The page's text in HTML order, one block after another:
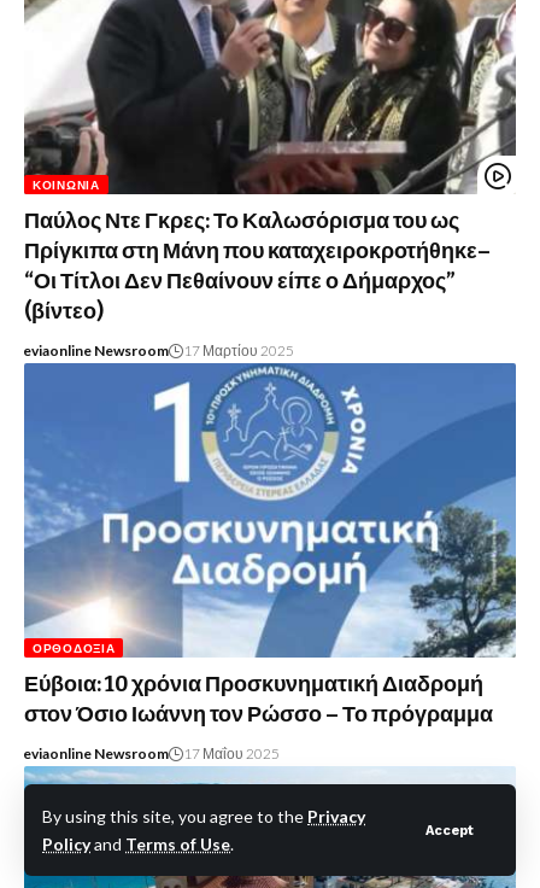
By using this site, you agree to the Privacy
Policyand Terms of Use.
Accept
ΚΟΙΝΩΝΊΑ
Παύλος Ντε Γκρες: Το Καλωσόρισμα του ως
Πρίγκιπα στη Μάνη που καταχειροκροτήθηκε–
“Οι Τίτλοι Δεν Πεθαίνουν είπε ο Δήμαρχος”
(βίντεο)
eviaonline Newsroom 17 Μαρτίου 2025
ΟΡΘΟΔΟΞΊΑ
Εύβοια: 10 χρόνια Προσκυνηματική Διαδρομή
στον Όσιο Ιωάννη τον Ρώσσο – Το πρόγραμμα
eviaonline Newsroom 17 Μαΐου 2025